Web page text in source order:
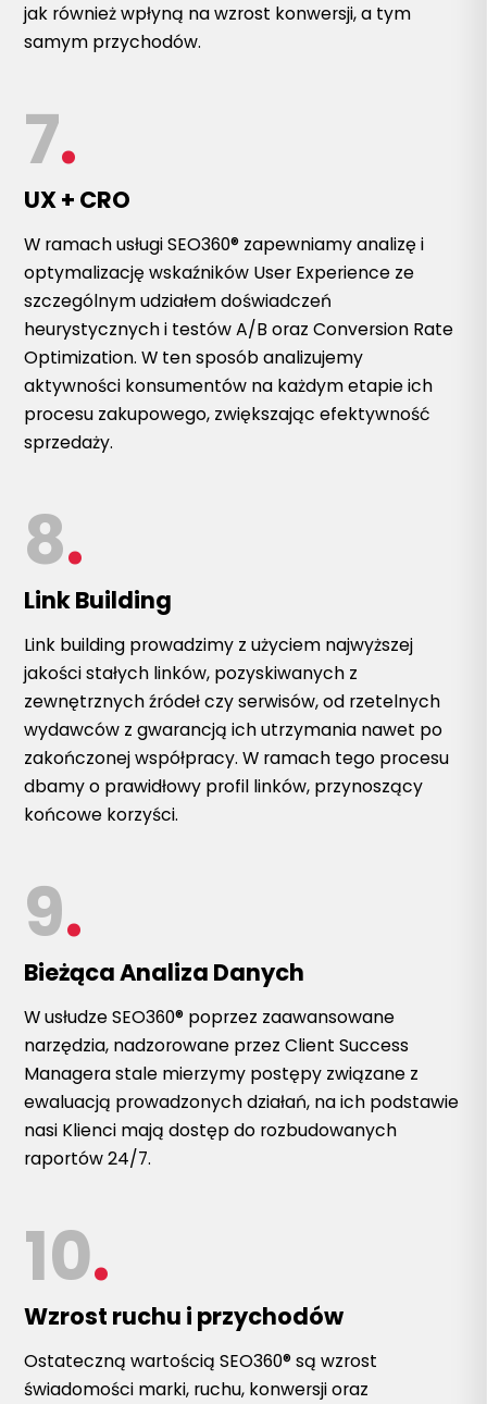
jak również wpłyną na wzrost konwersji, a tym
samym przychodów.
7.
UX + CRO
W ramach usługi SEO360® zapewniamy analizę i
optymalizację wskaźników User Experience ze
szczególnym udziałem doświadczeń
heurystycznych i testów A/B oraz Conversion Rate
Optimization. W ten sposób analizujemy
aktywności konsumentów na każdym etapie ich
procesu zakupowego, zwiększając efektywność
sprzedaży.
8.
Link Building
Link building prowadzimy z użyciem najwyższej
jakości stałych linków, pozyskiwanych z
zewnętrznych źródeł czy serwisów, od rzetelnych
wydawców z gwarancją ich utrzymania nawet po
zakończonej współpracy. W ramach tego procesu
dbamy o prawidłowy profil linków, przynoszący
końcowe korzyści.
9.
Bieżąca Analiza Danych
W usłudze SEO360® poprzez zaawansowane
narzędzia, nadzorowane przez Client Success
Managera stale mierzymy postępy związane z
ewaluacją prowadzonych działań, na ich podstawie
nasi Klienci mają dostęp do rozbudowanych
raportów 24/7.
10.
Wzrost ruchu i przychodów
Ostateczną wartością SEO360® są wzrost
świadomości marki, ruchu, konwersji oraz